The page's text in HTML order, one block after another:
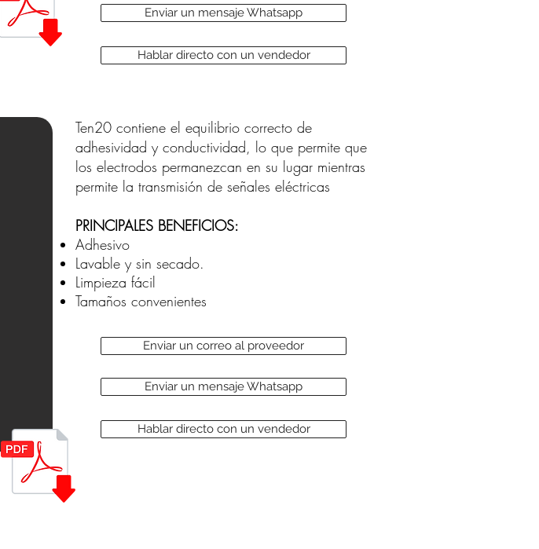
Enviar un mensaje Whatsapp
Hablar directo con un vendedor
Ten20 contiene el equilibrio correcto de
adhesividad y conductividad, lo que permite que
los electrodos permanezcan en su lugar mientras
permite la transmisión de señales eléctricas
PRINCIPALES BENEFICIOS:
Adhesivo
Lavable y sin secado.
Limpieza fácil
Tamaños convenientes
Enviar un correo al proveedor
Enviar un mensaje Whatsapp
Hablar directo con un vendedor